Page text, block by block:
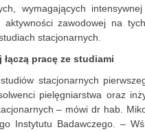
wymagających
aktywności zawodowej na
stacjonarnych.
pracę ze studiami
stacjonarnych
pielęgniarstwa oraz
– mówi dr hab.
Instytutu Badawczego. –